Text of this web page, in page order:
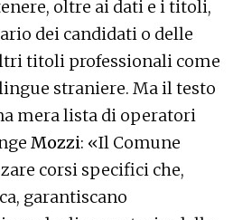
oltre ai dati e i titoli,
dei candidati o delle
titoli professionali come
straniere. Ma il testo
mera lista di operatori
Mozzi: «Il Comune
corsi specifici che,
garantiscano